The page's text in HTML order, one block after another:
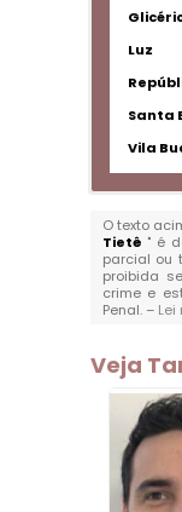
Luz
Santa
Vila
O texto
Tietê " é
parcial ou
proibida
crime e
Penal. –
Veja